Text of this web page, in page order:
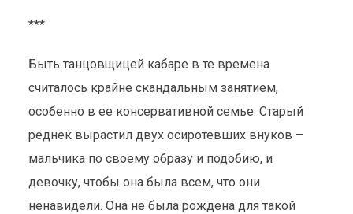
***
Быть танцовщицей кабаре в те времена
считалось крайне скандальным занятием,
особенно в ее консервативной семье. Старый
реднек вырастил двух осиротевших внуков –
мальчика по своему образу и подобию, и
девочку, чтобы она была всем, что они
ненавидели. Она не была рождена для такой